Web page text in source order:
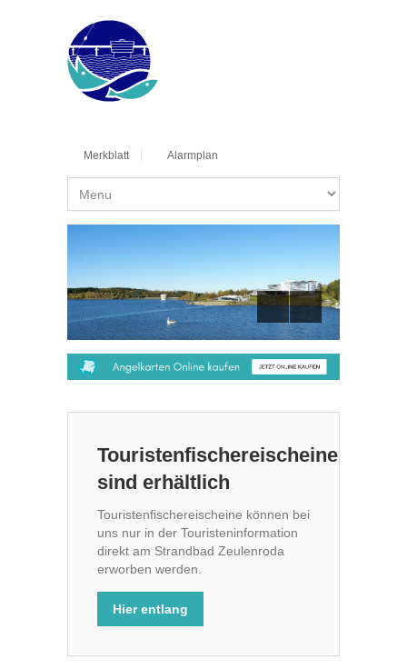
Merkblatt Alarmplan
Touristenfischereischeine
sind erhältlich
Touristenfischereischeine können bei
uns nur in der Touristeninformation
direkt am Strandbad Zeulenroda
erworben werden.
Hier entlang